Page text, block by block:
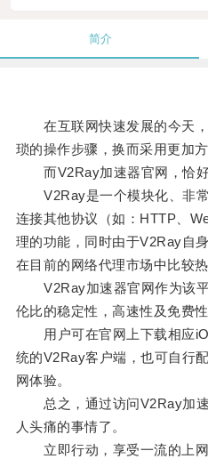
简介
在互联网快速发展的今天，
琐的操作步骤，换而采用更加
而V2Ray加速器官网，恰好
V2Ray是一个模块化、非常
连接其他协议（如：HTTP、
理的功能，同时由于V2Ray自
在目前的网络代理市场中比较热
V2Ray加速器官网作为该平
伦比的稳定性，高速性及免费
用户可在官网上下载相应
统的V2Ray客户端，也可自行
网体验。
总之，通过访问V2Ray加速
人头痛的事情了。
立即行动，享受一流的上网